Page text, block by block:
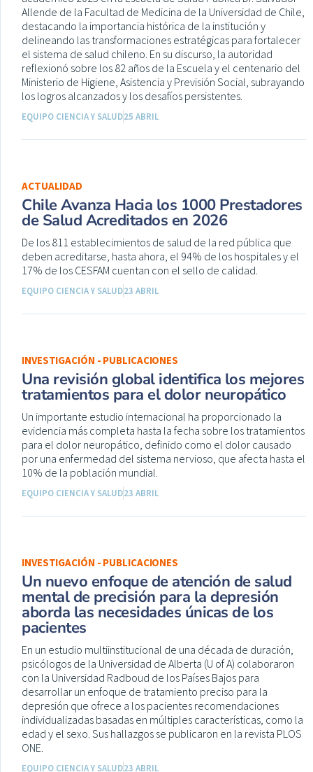
Allende de la Facultad de Medicina de la Universidad de Chile,
destacando la importancia histórica de la institución y
delineando las transformaciones estratégicas para fortalecer
el sistema de salud chileno. En su discurso, la autoridad
reflexionó sobre los 82 años de la Escuela y el centenario del
Ministerio de Higiene, Asistencia y Previsión Social, subrayando
los logros alcanzados y los desafíos persistentes.
EQUIPO CIENCIA Y SALUD25 ABRIL
ACTUALIDAD
Chile Avanza Hacia los 1000 Prestadores
de Salud Acreditados en 2026
De los 811 establecimientos de salud de la red pública que
deben acreditarse, hasta ahora, el 94% de los hospitales y el
17% de los CESFAM cuentan con el sello de calidad.
EQUIPO CIENCIA Y SALUD23 ABRIL
INVESTIGACIÓN - PUBLICACIONES
Una revisión global identifica los mejores
tratamientos para el dolor neuropático
Un importante estudio internacional ha proporcionado la
evidencia más completa hasta la fecha sobre los tratamientos
para el dolor neuropático, definido como el dolor causado
por una enfermedad del sistema nervioso, que afecta hasta el
10% de la población mundial.
EQUIPO CIENCIA Y SALUD23 ABRIL
INVESTIGACIÓN - PUBLICACIONES
Un nuevo enfoque de atención de salud
mental de precisión para la depresión
aborda las necesidades únicas de los
pacientes
En un estudio multiinstitucional de una década de duración,
psicólogos de la Universidad de Alberta (U of A) colaboraron
con la Universidad Radboud de los Países Bajos para
desarrollar un enfoque de tratamiento preciso para la
depresión que ofrece a los pacientes recomendaciones
individualizadas basadas en múltiples características, como la
edad y el sexo. Sus hallazgos se publicaron en la revista PLOS
ONE.
EQUIPO CIENCIA Y SALUD23 ABRIL